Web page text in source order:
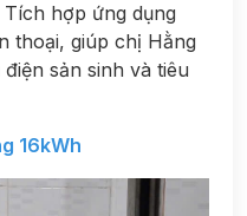
Tích hợp ứng dụng
thoại, giúp chị Hằng
sản sinh và tiêu
16kWh